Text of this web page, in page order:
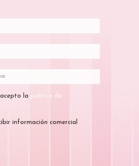
la política de
información comercial